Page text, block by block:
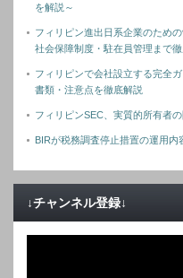
を解説～
フィリピン進出日系企業のため
社会保障制度・駐在員管理まで徹
フィリピンで会社設立する完全
書類・注意点を徹底解説
フィリピンSEC、実質的所有者
BIRが税務調査停止措置の運用内
↓チャンネル登録↓